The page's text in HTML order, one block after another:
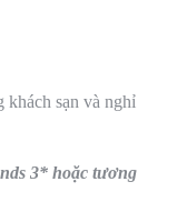
khách sạn và nghỉ
3* hoặc tương